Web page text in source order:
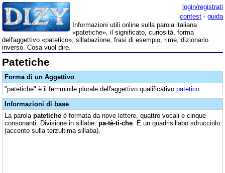
login/registrati
contest - guida
Informazioni utili online sulla parola italiana
«patetiche», il significato, curiosità, forma
dell'aggettivo «patetico», sillabazione, frasi di esempio, rime, dizionario
inverso. Cosa vuol dire.
Patetiche
Forma di un Aggettivo
"patetiche" è il femminile plurale dell'aggettivo qualificativo patetico
Informazioni di base
La parola patetiche è formata da nove lettere, quattro vocali e cinque
consonanti. Divisione in sillabe: pa-tè-ti-che . È un quadrisillabo sdrucciolo
(accento sulla terzultima sillaba).